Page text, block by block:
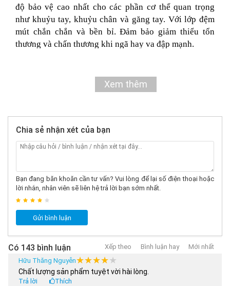
độ bảo vệ cao nhất cho các phần cơ thể quan trọng
như khuỷu tay, khuỷu chân và găng tay. Với lớp đệm
mút chắn chắn và bền bỉ. Đảm bảo giảm thiểu tổn
thương và chấn thương khi ngã hay va đập mạnh.
gọn nhẹ của nó không chỉ giúp bạn tự tin trong hoạt
động mà còn thể hiện cái nhìn chuyên nghiệp của bạn
3. Sự Đột Phá Của Công Nghệ
Flying Eagle Valiant
Xem thêm
Chia sẻ nhận xét của bạn
Bạn đang băn khoăn cần tư vấn? Vui lòng để lại số điện thoại hoặc
lời nhắn, nhân viên sẽ liên hệ trả lời bạn sớm nhất.
Gửi bình luận
Có 143 bình luận Xếp theo Bình luận hay
Mới nhất
Hữu Thăng Nguyễn★★★★★
★★★★★
Chất lượng sản phẩm tuyệt vời hài lòng.
Trả lời Thích